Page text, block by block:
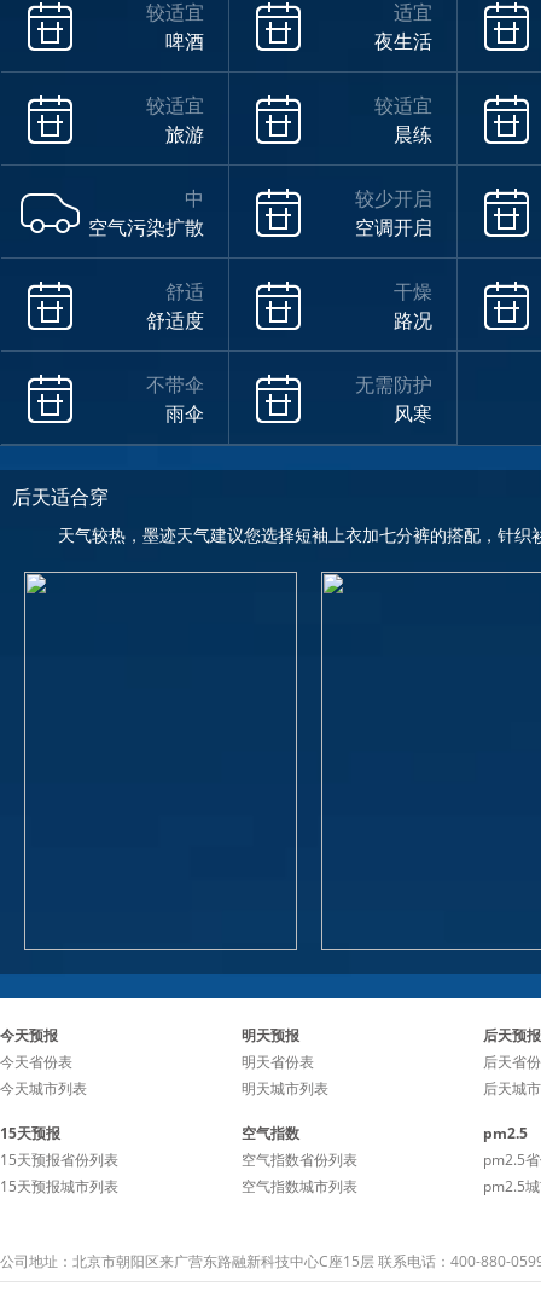
较适宜
啤酒
适宜
夜生活
较适宜
旅游
较适宜
晨练
中
空气污染扩散
较少开启
空调开启
舒适
舒适度
干燥
路况
不带伞
雨伞
无需防护
风寒
后天适合穿
天气较热，墨迹天气建议您选择短袖上衣加七分裤的搭配，针织
今天预报
今天省份表
今天城市列表
明天预报
明天省份表
明天城市列表
后天预报
后天省
后天城
15天预报
15天预报省份列表
15天预报城市列表
空气指数
空气指数省份列表
空气指数城市列表
pm2.5
pm2.5
pm2.5
公司地址：北京市朝阳区来广营东路融新科技中心C座15层 联系电话：400-880-